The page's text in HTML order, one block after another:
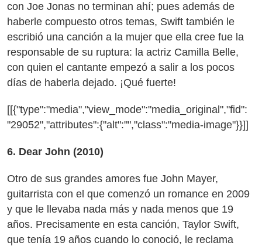
con Joe Jonas no terminan ahí; pues además de
haberle compuesto otros temas, Swift también le
escribió una canción a la mujer que ella cree fue la
responsable de su ruptura: la actriz Camilla Belle,
con quien el cantante empezó a salir a los pocos
días de haberla dejado. ¡Qué fuerte!
[[{"type":"media","view_mode":"media_original","fid":
"29052","attributes":{"alt":"","class":"media-image"}}]]
6. Dear John (2010)
Otro de sus grandes amores fue John Mayer,
guitarrista con el que comenzó un romance en 2009
y que le llevaba nada más y nada menos que 19
años. Precisamente en esta canción, Taylor Swift,
que tenía 19 años cuando lo conoció, le reclama